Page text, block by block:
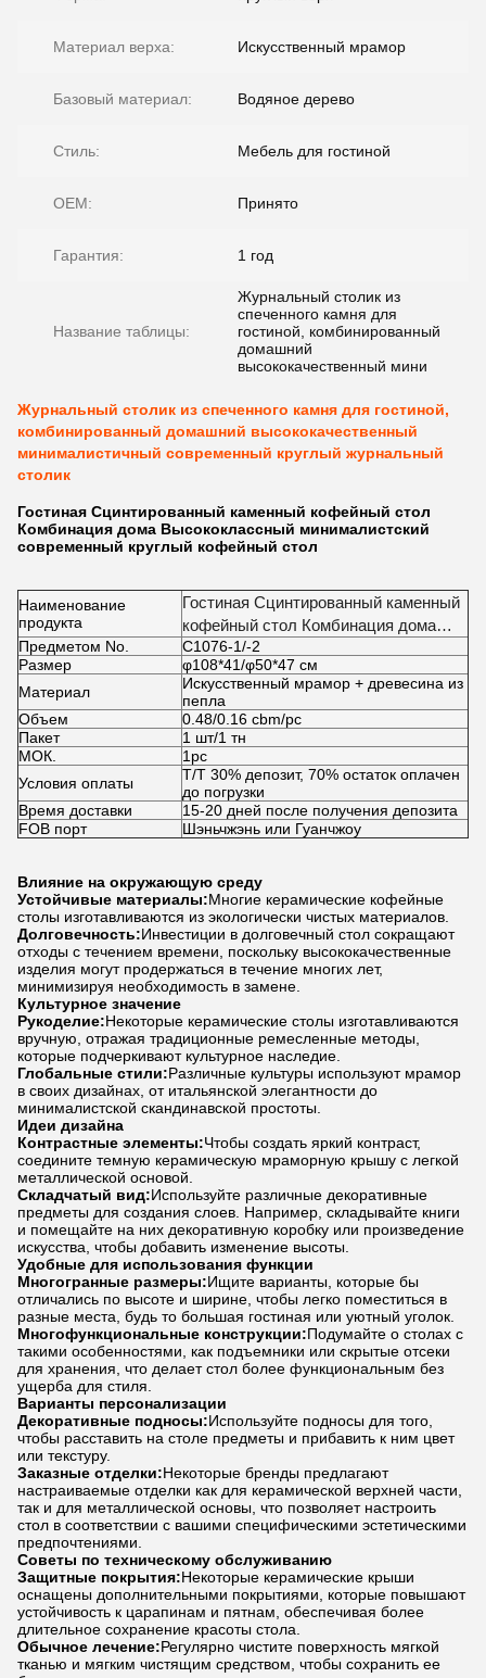
Материал верха: Искусственный мрамор
Базовый материал: Водяное дерево
Стиль: Мебель для гостиной
OEM: Принято
Гарантия: 1 год
Название таблицы:
Журнальный столик из
спеченного камня для
гостиной, комбинированный
домашний
высококачественный мини
Журнальный столик из спеченного камня для гостиной,
комбинированный домашний высококачественный
минималистичный современный круглый журнальный
столик
Гостиная Сцинтированный каменный кофейный стол
Комбинация дома Высококлассный минималистский
современный круглый кофейный стол
Наименование
продукта
Гостиная Сцинтированный каменный
кофейный стол Комбинация дома
Высококлассный минималистский
современный круглый кофейный стол
Предметом No.
C1076-1/-2
Размер
φ108*41/φ50*47 см
Материал
Искусственный мрамор + древесина из
пепла
Объем
0.48/0.16 cbm/pc
Пакет
1 шт/1 тн
МОК.
1pc
Условия оплаты
Т/Т 30% депозит, 70% остаток оплачен
до погрузки
Время доставки
15-20 дней после получения депозита
FOB порт
Шэньчжэнь или Гуанчжоу
Влияние на окружающую среду
Устойчивые материалы:Многие керамические кофейные
столы изготавливаются из экологически чистых материалов.
Долговечность:Инвестиции в долговечный стол сокращают
отходы с течением времени, поскольку высококачественные
изделия могут продержаться в течение многих лет,
минимизируя необходимость в замене.
Культурное значение
Рукоделие:Некоторые керамические столы изготавливаются
вручную, отражая традиционные ремесленные методы,
которые подчеркивают культурное наследие.
Глобальные стили:Различные культуры используют мрамор
в своих дизайнах, от итальянской элегантности до
минималистской скандинавской простоты.
Идеи дизайна
Контрастные элементы:Чтобы создать яркий контраст,
соедините темную керамическую мраморную крышу с легкой
металлической основой.
Складчатый вид:Используйте различные декоративные
предметы для создания слоев. Например, складывайте книги
и помещайте на них декоративную коробку или произведение
искусства, чтобы добавить изменение высоты.
Удобные для использования функции
Многогранные размеры:Ищите варианты, которые бы
отличались по высоте и ширине, чтобы легко поместиться в
разные места, будь то большая гостиная или уютный уголок.
Многофункциональные конструкции:Подумайте о столах с
такими особенностями, как подъемники или скрытые отсеки
для хранения, что делает стол более функциональным без
ущерба для стиля.
Варианты персонализации
Декоративные подносы:Используйте подносы для того,
чтобы расставить на столе предметы и прибавить к ним цвет
или текстуру.
Заказные отделки:Некоторые бренды предлагают
настраиваемые отделки как для керамической верхней части,
так и для металлической основы, что позволяет настроить
стол в соответствии с вашими специфическими эстетическими
предпочтениями.
Советы по техническому обслуживанию
Защитные покрытия:Некоторые керамические крыши
оснащены дополнительными покрытиями, которые повышают
устойчивость к царапинам и пятнам, обеспечивая более
длительное сохранение красоты стола.
Обычное лечение:Регулярно чистите поверхность мягкой
тканью и мягким чистящим средством, чтобы сохранить ее